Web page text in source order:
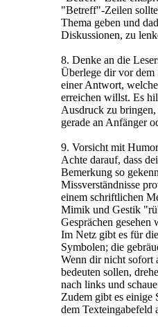
"Betreff"-Zeilen
Thema geben und
Diskussionen, zu
8. Denke an die
Überlege dir vor dem
einer Antwort,
erreichen willst. Es
Ausdruck zu
gerade an Anfänger
9. Vorsicht mit
Achte darauf, dass
Bemerkung so
Missverständnisse
einem schriftlichen
Mimik und Gestik
Gesprächen gesehen
Im Netz gibt es für
Symbolen; die
Wenn dir nicht sofort
bedeuten sollen,
nach links und
Zudem gibt es einige
dem Texteingabefeld